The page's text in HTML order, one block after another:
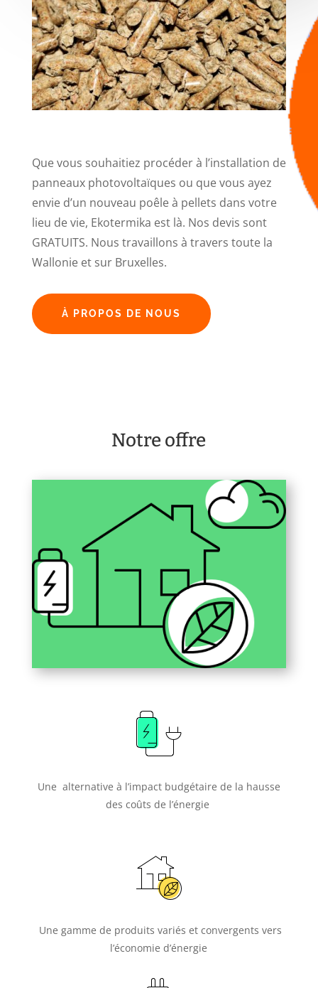
Que vous souhaitiez procéder à l’installation de
panneaux photovoltaïques ou que vous ayez
envie d’un nouveau poêle à pellets dans votre
lieu de vie, Ekotermika est là. Nos devis sont
GRATUITS. Nous travaillons à travers toute la
Wallonie et sur Bruxelles.
À PROPOS DE NOUS
Notre offre
Une alternative à l’impact budgétaire de la hausse
des coûts de l’énergie
Une gamme de produits variés et convergents vers
l’économie d’énergie